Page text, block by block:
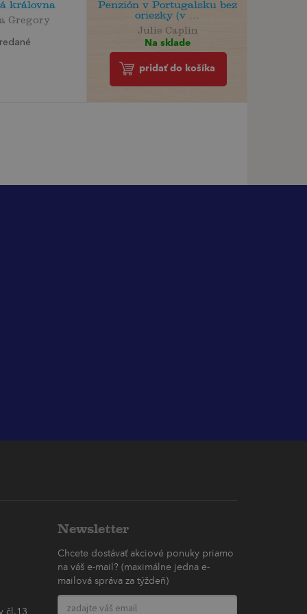
královna
Gregory
Penzión v Portugalsku bez
oriezky (v ...
Julie Caplin
Na sklade
pridať do košíka
čl.13
Newsletter
Chcete dostávať akciové ponuky priamo
na váš e-mail? (maximálne jedna e-
mailová správa za týždeň)